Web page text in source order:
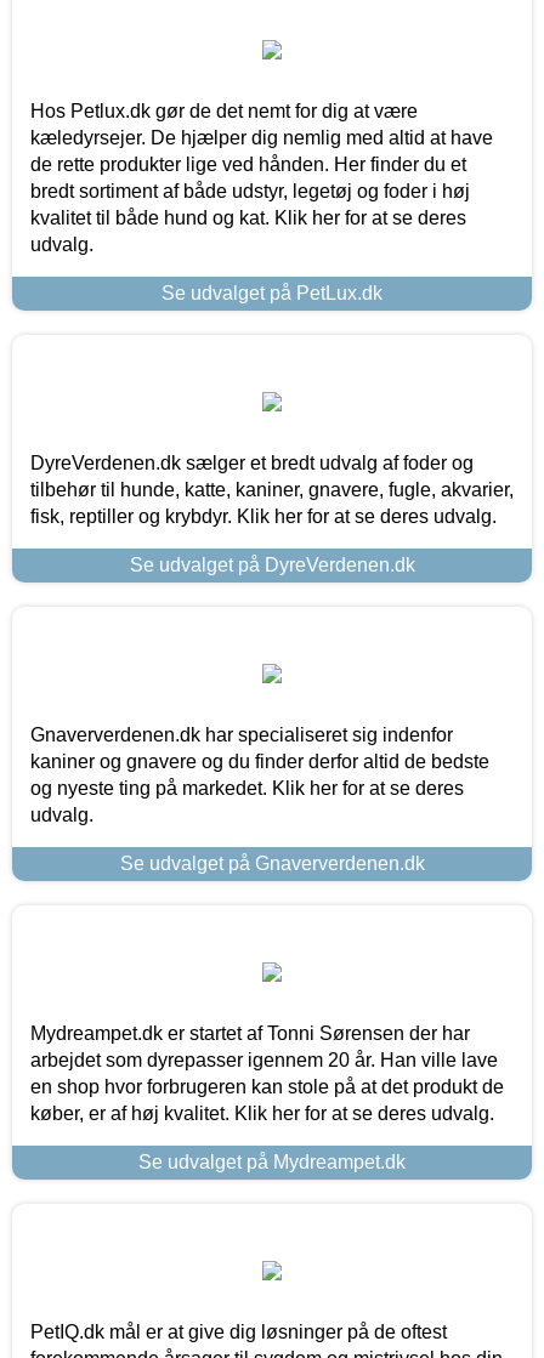
Hos Petlux.dk gør de det nemt for dig at være
kæledyrsejer. De hjælper dig nemlig med altid at have
de rette produkter lige ved hånden. Her finder du et
bredt sortiment af både udstyr, legetøj og foder i høj
kvalitet til både hund og kat. Klik her for at se deres
udvalg.
Se udvalget på PetLux.dk
DyreVerdenen.dk sælger et bredt udvalg af foder og
tilbehør til hunde, katte, kaniner, gnavere, fugle, akvarier,
fisk, reptiller og krybdyr. Klik her for at se deres udvalg.
Se udvalget på DyreVerdenen.dk
Gnaververdenen.dk har specialiseret sig indenfor
kaniner og gnavere og du finder derfor altid de bedste
og nyeste ting på markedet. Klik her for at se deres
udvalg.
Se udvalget på Gnaververdenen.dk
Mydreampet.dk er startet af Tonni Sørensen der har
arbejdet som dyrepasser igennem 20 år. Han ville lave
en shop hvor forbrugeren kan stole på at det produkt de
køber, er af høj kvalitet. Klik her for at se deres udvalg.
Se udvalget på Mydreampet.dk
PetIQ.dk mål er at give dig løsninger på de oftest